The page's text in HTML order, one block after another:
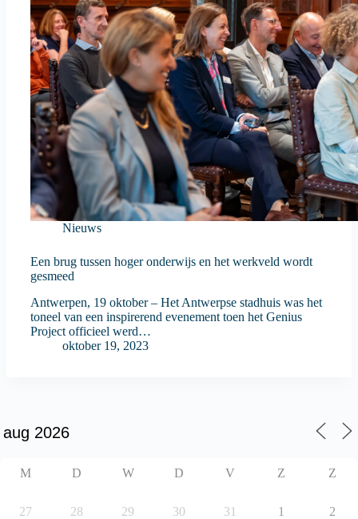
Nieuws
Een brug tussen hoger onderwijs en het werkveld wordt
gesmeed
Antwerpen, 19 oktober – Het Antwerpse stadhuis was het
toneel van een inspirerend evenement toen het Genius
Project officieel werd…
oktober 19, 2023
M D W D V Z Z
27 28 29 30 31 1 2